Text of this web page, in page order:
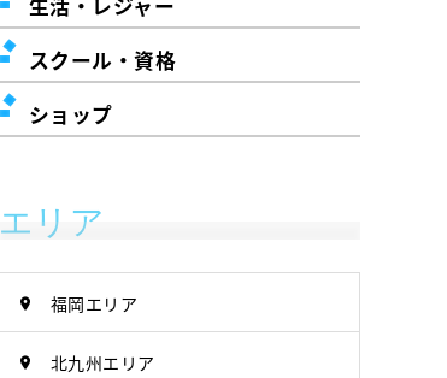
生活・レジャー
スクール・資格
ショップ
エリア
福岡エリア
北九州エリア